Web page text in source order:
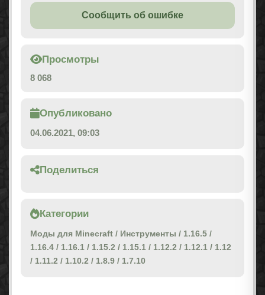
Сообщить об ошибке
Просмотры
8 068
Опубликовано
04.06.2021, 09:03
Поделиться
Категории
Моды для Minecraft / Инструменты / 1.16.5 /
1.16.4 / 1.16.1 / 1.15.2 / 1.15.1 / 1.12.2 / 1.12.1 / 1.12
/ 1.11.2 / 1.10.2 / 1.8.9 / 1.7.10